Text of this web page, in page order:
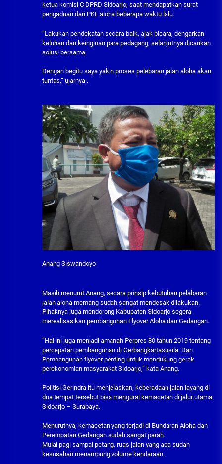
ketua komisi C DPRD Sidoarjo, saat mendapatkan surat
pengaduan dari PKL aloha beberapa waktu lalu.
“Lakukan pendekatan secara baik, ajak bicara, dengarkan
keluhan dan keinginan para pedagang, selanjutnya dicarikan
solusi bersama.
Dengan begitu saya yakin proses pelebaran jalan aloha akan
tuntas,” ujarnya .
Anang Siswandoyo
Masih menurut Anang, secara prinsip kebutuhan pelabaran
jalan aloha memang sudah sangat mendesak dilakukan.
Pihaknya juga mendorong Kabupaten Sidoarjo segera
merealisasikan pembangunan Flyover Aloha dan Gedangan.
“Hal ini juga menjadi amanah Perpres 80 tahun 2019 tentang
percepatan pembangunan di Gerbangkartasusila. Dan
Pembangunan flyover penting untuk mendukung gerak
perekonomian masyarakat Sidoarjo,” kata Anang.
Politisi Gerindra itu menjelaskan, keberadaan jalan layang di
dua tempat tersebut bisa mengurai kemacetan di jalur utama
Sidoarjo – Surabaya.
Menurutnya, kemacetan yang terjadi di Bundaran Aloha dan
Perempatan Gedangan sudah sangat parah.
Mulai pagi sampai petang, ruas jalan yang ada sudah
kesusahan menampung volume kendaraan.